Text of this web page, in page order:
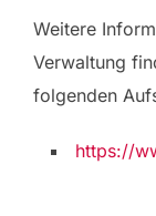
Weitere
Verwaltung
folgenden
https://